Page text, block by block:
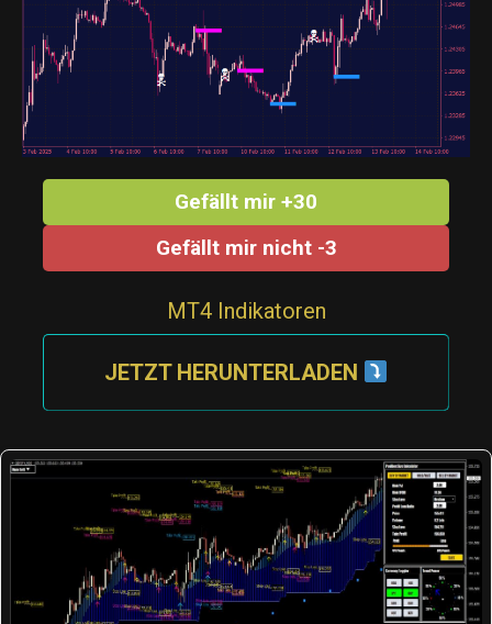
Gefällt mir +30
Gefällt mir nicht -3
MT4 Indikatoren
JETZT HERUNTERLADEN